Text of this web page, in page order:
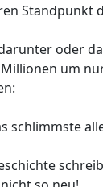
Standpunkt
oder
um
schlimmste